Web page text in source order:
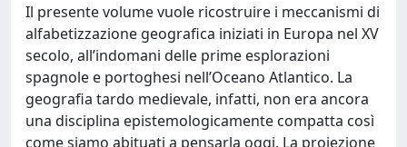
Il presente volume vuole ricostruire i meccanismi di
alfabetizzazione geografica iniziati in Europa nel XV
secolo, all’indomani delle prime esplorazioni
spagnole e portoghesi nell’Oceano Atlantico. La
geografia tardo medievale, infatti, non era ancora
una disciplina epistemologicamente compatta così
come siamo abituati a pensarla oggi. La proiezione